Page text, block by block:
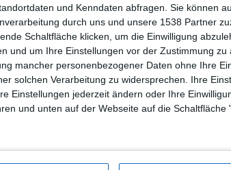
und Kenndaten abfragen. Sie können
durch uns und unsere 1538 Partner
Schaltfläche klicken, um die Einwilligung
und um Ihre Einstellungen vor der Zustimmung zu
mancher personenbezogener Daten ohne Ihre
solchen Verarbeitung zu widersprechen. Ihre
Einstellungen jederzeit ändern oder Ihre
und unten auf der Webseite auf die Schaltfläche
vom 16. Oktober 2008:
gegen Glossy-
Notizen: